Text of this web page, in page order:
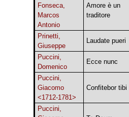
Fonseca,
Marcos
Antonio
Amore è un
traditore
Prinetti,
Giuseppe
Laudate pueri
Puccini,
Domenico
Ecce nunc
Puccini,
Giacomo
<1712-1781>
Confitebor tibi
Puccini,